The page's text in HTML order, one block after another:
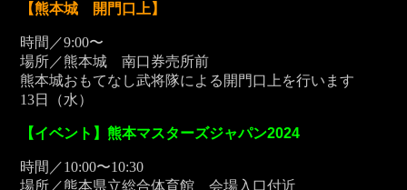
【熊本城 開門口上】
時間／9:00〜
場所／熊本城 南口券売所前
熊本城おもてなし武将隊による開門口上を行います
13日（水）
【イベント】熊本マスターズジャパン2024
時間／10:00〜10:30
場所／熊本県立総合体育館 会場入口付近